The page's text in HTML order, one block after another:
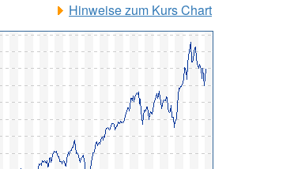
Hinweise zum Kurs Chart